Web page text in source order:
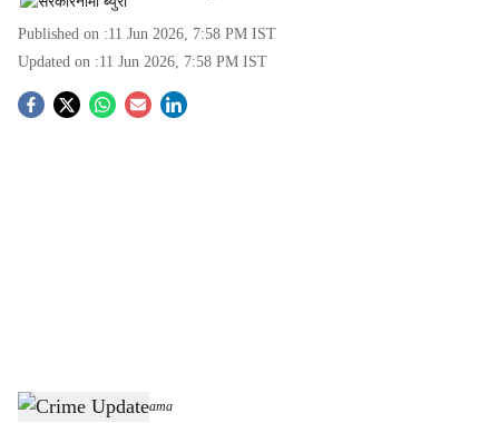
Published on :11 Jun 2026, 7:58 PM IST
Updated on :11 Jun 2026, 7:58 PM IST
S
Crime Update -Sarkarnama